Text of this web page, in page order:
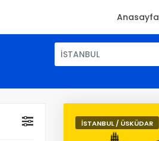
Anasayfa
İSTANBUL
İSTANBUL / ÜSKÜDAR